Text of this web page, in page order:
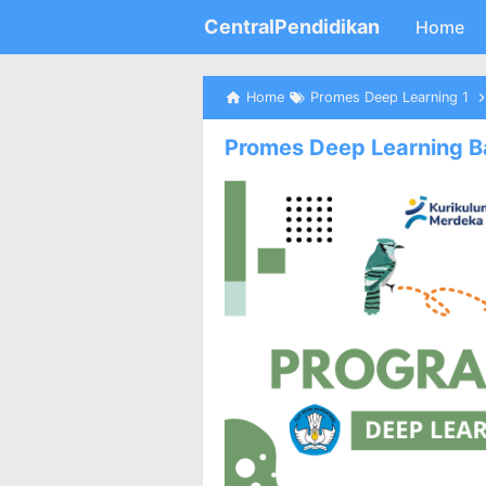
CentralPendidikan Home
Home Promes Deep Learning 1
Promes Deep Learning